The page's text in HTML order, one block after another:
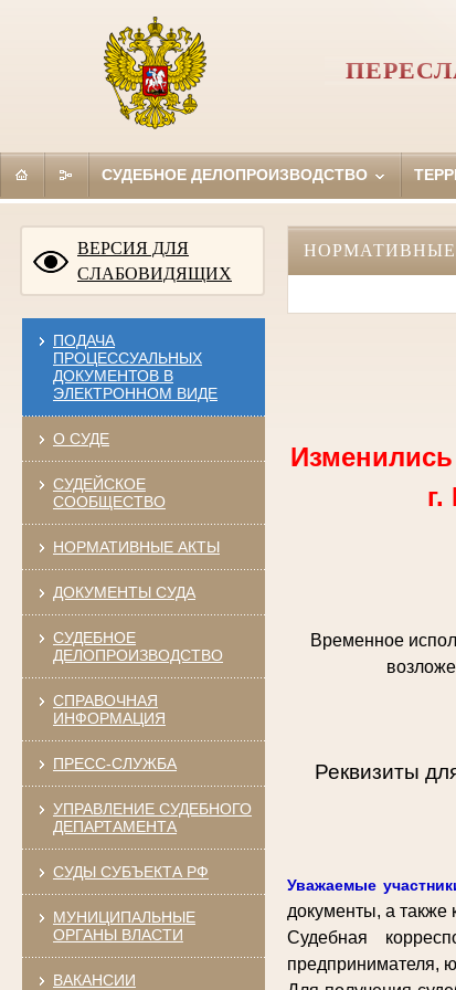
СУДЕБНОЕ ДЕЛОПРОИЗВОДСТВО
ВЕРСИЯ ДЛЯ
СЛАБОВИДЯЩИХ
ПОДАЧА
ПРОЦЕССУАЛЬНЫХ
ДОКУМЕНТОВ В
ЭЛЕКТРОННОМ ВИДЕ
О СУДЕ
СУДЕЙСКОЕ
СООБЩЕСТВО
НОРМАТИВНЫЕ АКТЫ
ДОКУМЕНТЫ СУДА
СУДЕБНОЕ
ДЕЛОПРОИЗВОДСТВО
СПРАВОЧНАЯ
ИНФОРМАЦИЯ
ПРЕСС-СЛУЖБА
УПРАВЛЕНИЕ СУДЕБНОГО
ДЕПАРТАМЕНТА
СУДЫ СУБЪЕКТА РФ
МУНИЦИПАЛЬНЫЕ
ОРГАНЫ ВЛАСТИ
ВАКАНСИИ
Временное
Реквизиты
Уважаемые
документы, а также
Судебная
предпринимателя,